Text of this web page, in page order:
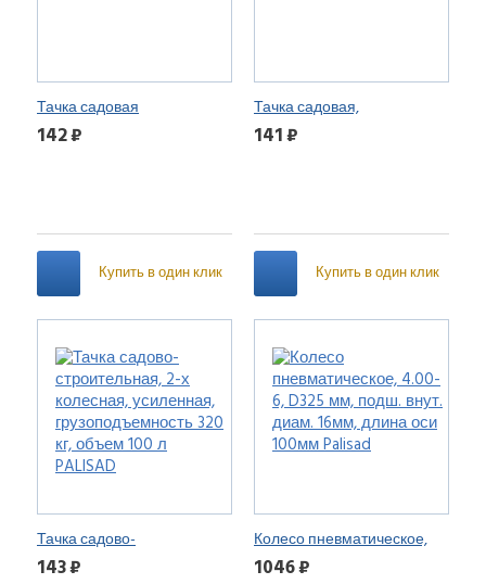
Тачка садовая
грузоподъемность 160 кг,
142 ₽
Купить в один клик
Тачка садовая,
грузоподъемность 90 кг,
141 ₽
Купить в один клик
Тачка садово-
строительная, 2-х
143 ₽
Колесо пневматическое,
4.00-6, D325 мм, подш. внут.
1046 ₽